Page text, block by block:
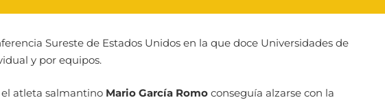
Sureste de Estados Unidos en la que doce Universidades de
y por equipos.
atleta salmantino Mario García Romoconseguía alzarse con la